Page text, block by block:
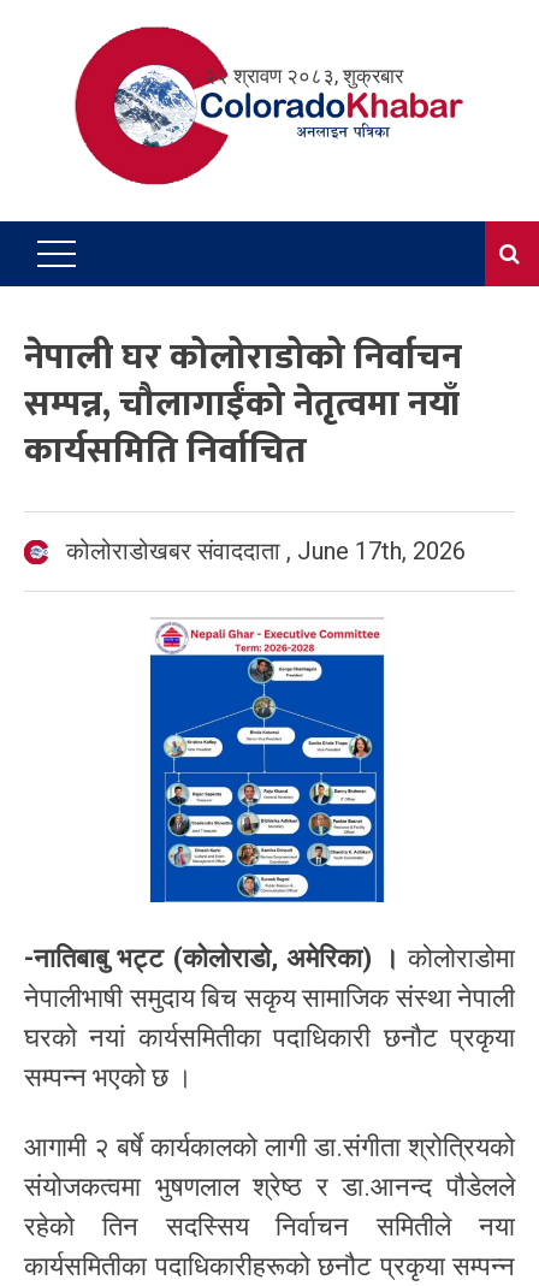
२२ श्रावण २०८३, शुक्रबार
नेपाली घर कोलोराडोको निर्वाचन
सम्पन्न, चौलागाईंको नेतृत्वमा नयाँ
कार्यसमिति निर्वाचित
कोलोराडोखबर संवाददाता , June 17th, 2026
-नातिबाबु भट्ट (कोलोराडो, अमेरिका) । कोलोराडोमा
नेपालीभाषी समुदाय बिच सकृय सामाजिक संस्था नेपाली
घरको नयां कार्यसमितीका पदाधिकारी छनौट प्रकृया
सम्पन्न भएको छ ।
आगामी २ बर्षे कार्यकालको लागी डा.संगीता श्रोत्रियको
संयोजकत्वमा भुषणलाल श्रेष्ठ र डा.आनन्द पौडेलले
रहेको तिन सदस्सिय निर्वाचन समितीले नया
कार्यसमितीका पदाधिकारीहरूको छनौट प्रकृया सम्पन्न